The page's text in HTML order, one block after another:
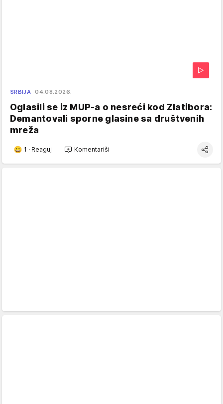
SRBIJA 04.08.2026.
Oglasili se iz MUP-a o nesreći kod Zlatibora:
Demantovali sporne glasine sa društvenih
mreža
1 · Reaguj Komentariši